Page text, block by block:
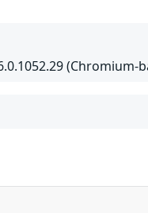
(Chromium-